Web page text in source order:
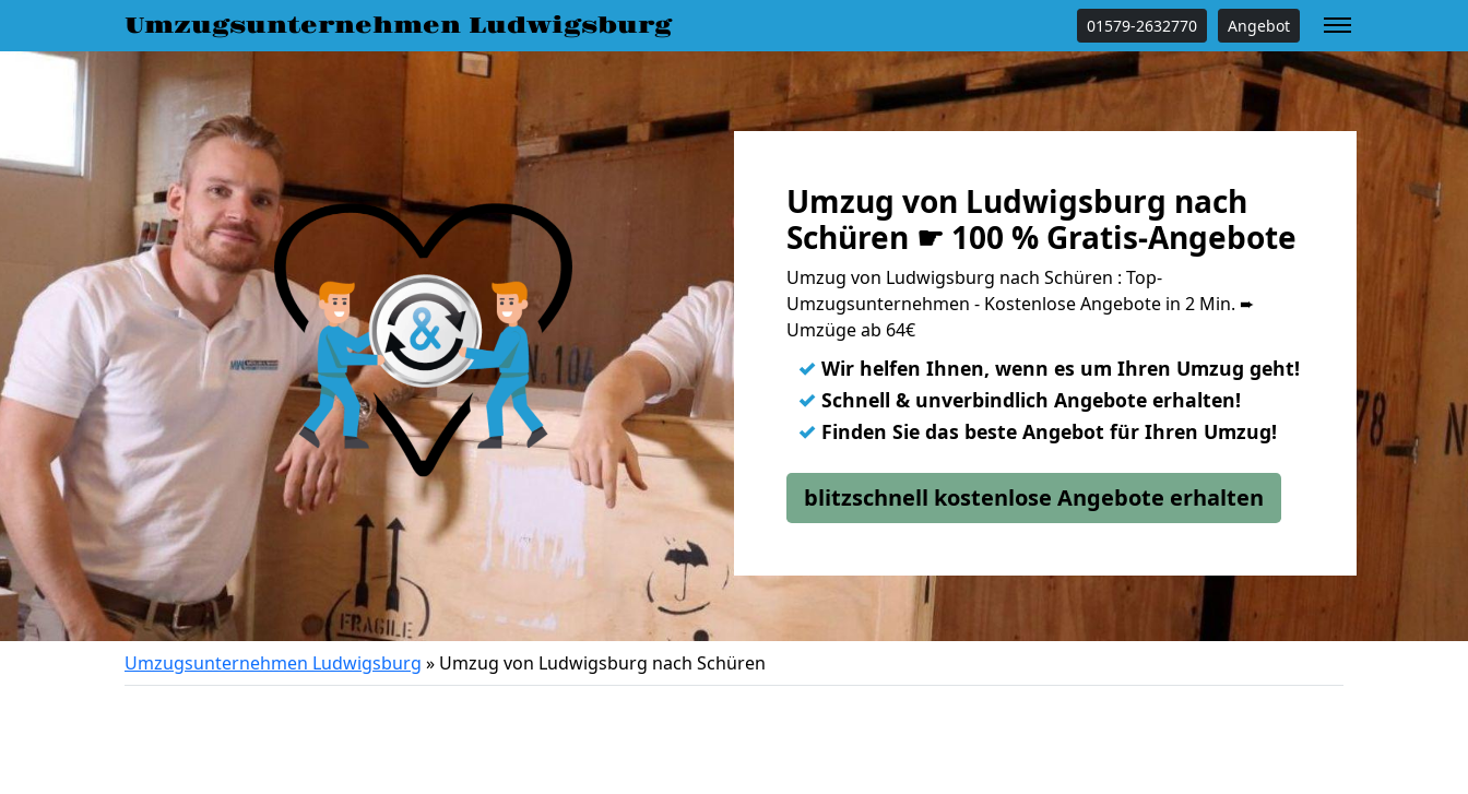
Umzugsunternehmen Ludwigsburg 01579-2632770 Angebot
Umzug von Ludwigsburg nach
Schüren ☛ 100 % Gratis-Angebote
Umzug von Ludwigsburg nach Schüren : Top-
Umzugsunternehmen - Kostenlose Angebote in 2 Min. ➨
Umzüge ab 64€
✓ Wir helfen Ihnen, wenn es um Ihren Umzug geht!
✓ Schnell & unverbindlich Angebote erhalten!
✓ Finden Sie das beste Angebot für Ihren Umzug!
blitzschnell kostenlose Angebote erhalten
Umzugsunternehmen Ludwigsburg » Umzug von Ludwigsburg nach Schüren